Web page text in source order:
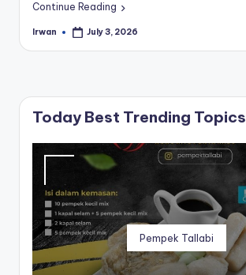
Continue Reading
Posted
Irwan July 3, 2026
Today Best Trending Topics
Pempek Tallabi